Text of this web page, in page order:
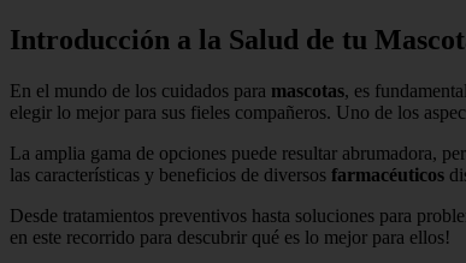
Introducción a la Salud de tu
En el mundo de los cuidados para mascotas, es
elegir lo mejor para sus fieles compañeros. Uno de los
La amplia gama de opciones puede resultar abrumadora,
las características y beneficios de diversos farmacéuticos
Desde tratamientos preventivos hasta soluciones para
en este recorrido para descubrir qué es lo mejor para ellos!